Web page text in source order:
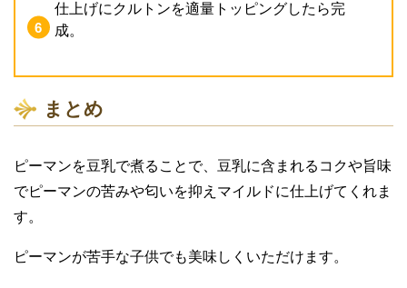
仕上げにクルトンを適量トッピングしたら完
成。
まとめ
ピーマンを豆乳で煮ることで、豆乳に含まれるコクや旨味
でピーマンの苦みや匂いを抑えマイルドに仕上げてくれま
す。
ピーマンが苦手な子供でも美味しくいただけます。